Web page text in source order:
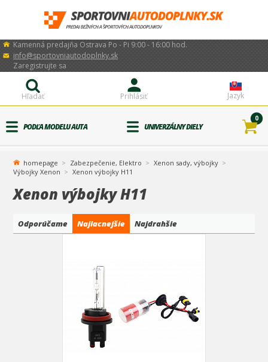
Kamenná predajňa Ostrava Po - Pi 9:00 - 16:00 hod.
info@sportovniautodoplnky.sk
Jazyk
Prihlásiť
Zaregistrujte sa
Hľadať
PODĽA MODELU AUTA UNIVERZÁLNY DIELY
0
homepage Zabezpečenie, Elektro
Xenon sady, výbojky
Výbojky Xenon
Xenon výbojky H11
Xenon výbojky H11
Odporúčame Najlacnejšie Najdrahšie